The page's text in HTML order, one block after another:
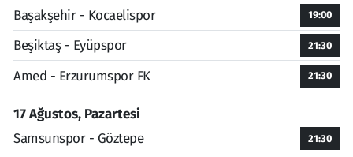
Başakşehir - Kocaelispor
19:00
Beşiktaş - Eyüpspor 21:30
Amed - Erzurumspor FK 21:30
17 Ağustos, Pazartesi
Samsunspor - Göztepe
21:30